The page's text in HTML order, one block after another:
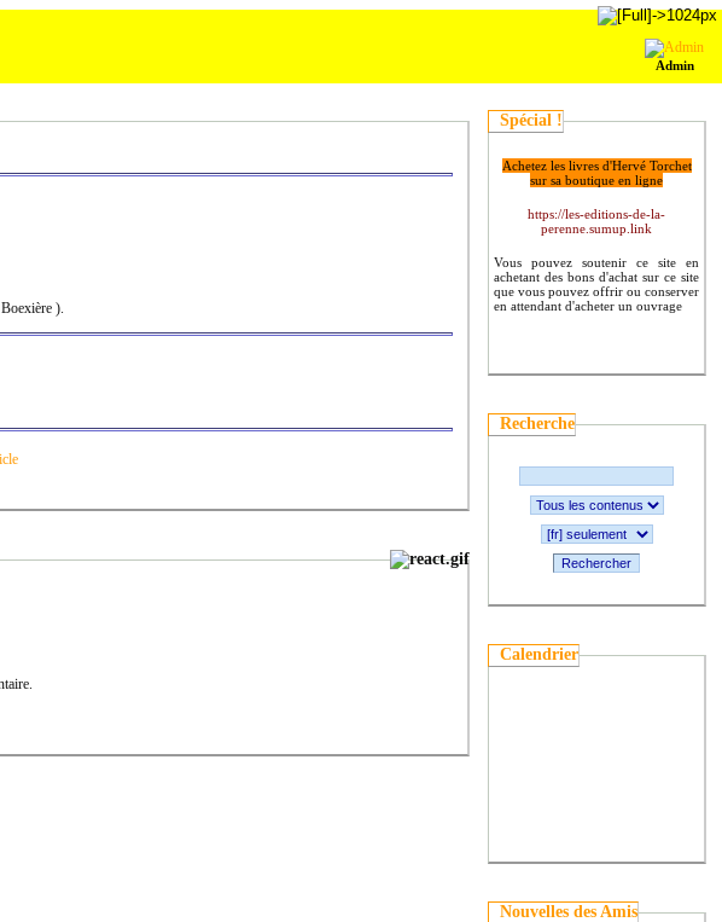
Admin
).
Spécial !
Achetez les livres d'Hervé Torchet
sur sa boutique en ligne
https://les-editions-de-la-
perenne.sumup.link
Vous pouvez soutenir ce site en
achetant des bons d'achat sur ce site
que vous pouvez offrir ou conserver
en attendant d'acheter un ouvrage
Recherche
Rechercher
Calendrier
Nouvelles des Amis